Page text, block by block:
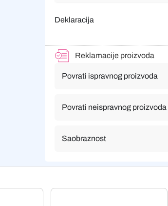
Deklaracija
Reklamacije proizvoda
Povrati ispravnog proizvoda
Povrati neispravnog proizvoda
Saobraznost